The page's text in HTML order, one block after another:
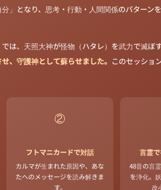
」となり、思考・行動・人間関係のパターン
は、天照大神が怪物（ハタレ）を武力で滅ぼ
、守護神として蘇らせました。 このセッショ
②
フトマニカードで対話
カルマが生まれた原因や、あな
たへのメッセージを読み解きま
す。
言霊
48音の言
を浄化。
改